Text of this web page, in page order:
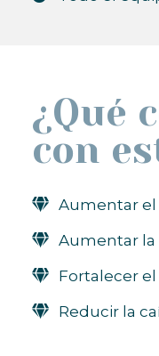
¿Qué
con
Aumentar
Aumentar la
Fortalecer
Reducir la